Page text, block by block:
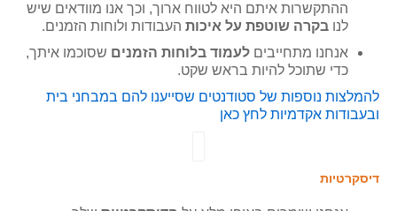
ההתקשרות איתם היא לטווח ארוך, וכך אנו מוודאים שיש
לנו בקרה שוטפת על איכות העבודות ולוחות הזמנים.
אנחנו מתחייבים לעמוד בלוחות הזמנים שסוכמו איתך,
כדי שתוכל להיות בראש שקט.
להמלצות נוספות של סטודנטים שסייענו להם במבחני בית
ובעבודות אקדמיות לחץ כאן
דיסקרטיות